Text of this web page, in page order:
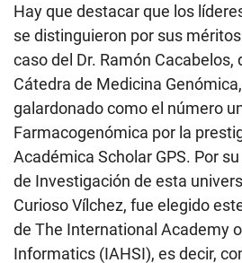
Hay que destacar que los
se distinguieron por sus
caso del Dr. Ramón Cacabelos,
Cátedra de Medicina
galardonado como el número
Farmacogenómica por la
Académica Scholar GPS. Por
de Investigación de esta
Curioso Vílchez, fue elegido
de The International Academy
Informatics (IAHSI), es decir,